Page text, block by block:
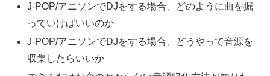
J-POP/アニソンでDJをする場合、どのように曲を掘
っていけばいいのか
J-POP/アニソンでDJをする場合、どうやって音源を
収集したらいいか